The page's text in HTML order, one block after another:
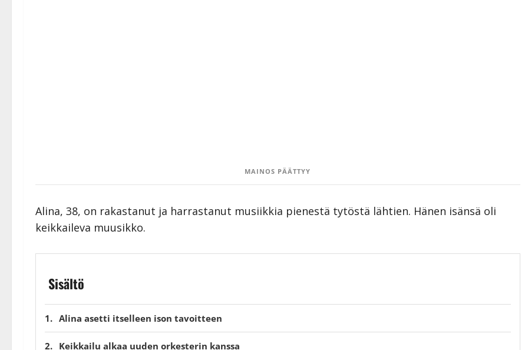
MAINOS PÄÄTTYY
Alina, 38, on rakastanut ja harrastanut musiikkia pienestä tytöstä lähtien. Hänen isänsä oli
keikkaileva muusikko.
Sisältö
Alina asetti itselleen ison tavoitteen
Keikkailu alkaa uuden orkesterin kanssa